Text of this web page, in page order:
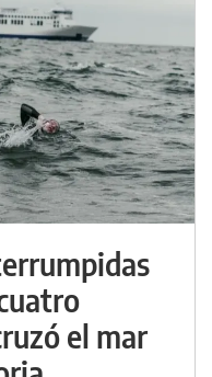
el mar